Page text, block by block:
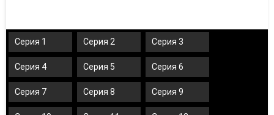
Серия 1 Серия 2 Серия 3
Серия 4 Серия 5 Серия 6
Серия 7 Серия 8 Серия 9